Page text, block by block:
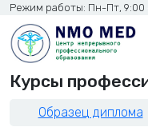
Режим работы: Пн-Пт, 9:00
Курсы
Образец диплома